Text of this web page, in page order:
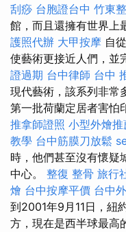
刮痧 台胞證台中 竹東
館，而且還擁有世界上
護照代辦 大甲按摩 自
使藝術更接近人們，並
證過期 台中律師 台中
現代藝術，該系列非常
第一批荷蘭定居者害怕
推拿師證照 小型外燴推
教學 台中筋膜刀放鬆
時，他們甚至沒有懷疑
中心。 整復 整骨 旅行
燴 台中按摩平價 台中
到2001年9月11日，紐
方，現在是西半球最高